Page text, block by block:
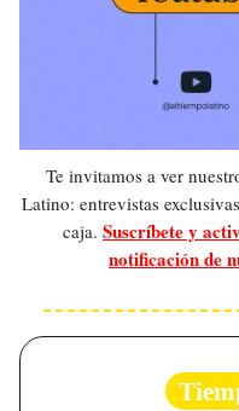
Te invitamos a ver
Latino: entrevistas
caja. Suscríbete y
notificación de